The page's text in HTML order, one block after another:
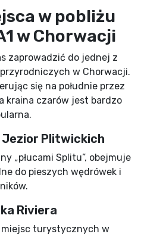
w pobliżu
w Chorwacji
zaprowadzić do jednej z
w Chorwacji.
się na południe przez
kraina czarów jest bardzo
Jezior Plitwickich
„płucami Splitu”, obejmuje
do pieszych wędrówek i
Riviera
turystycznych w